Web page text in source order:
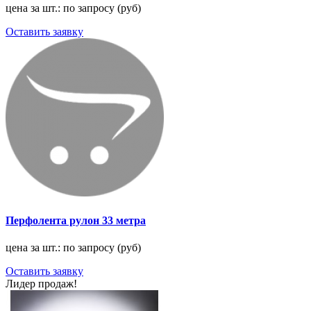
цена за шт.: по запросу (руб)
Оставить заявку
Перфолента рулон 33 метра
цена за шт.: по запросу (руб)
Оставить заявку
Лидер продаж!